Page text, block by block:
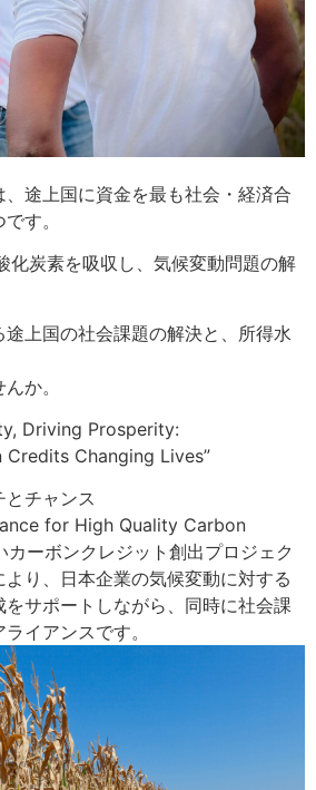
途上国に資金を最も社会・経済合
す。
化炭素を吸収し、​気候変動問題の解
上国の社会課題の解決と、所得水
か。​
Driving Prosperity:
Changing Lives”​
チャンス
for High Quality Carbon
ーボンクレジット創出プロジェク
より、日本企業の気候変動に対する
サポートしながら、同時に社会課
イアンスです。​